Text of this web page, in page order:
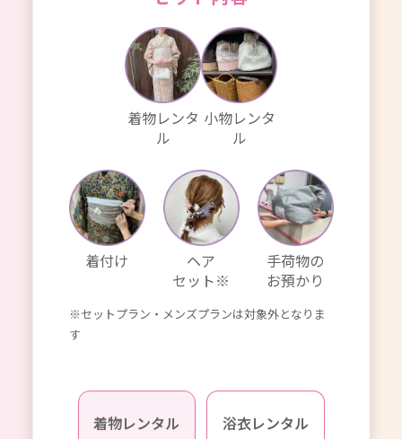
着物レンタ
ル
小物レンタ
ル
着付け
ヘア
セット※
手荷物の
お預かり
※セットプラン・メンズプランは対象外となりま
す
着物レンタル 浴衣レンタル